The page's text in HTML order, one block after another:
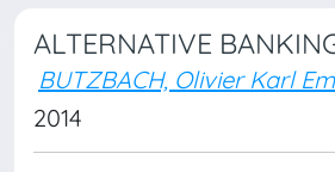
ALTERNATIVE
BUTZBACH, Olivier Karl
2014